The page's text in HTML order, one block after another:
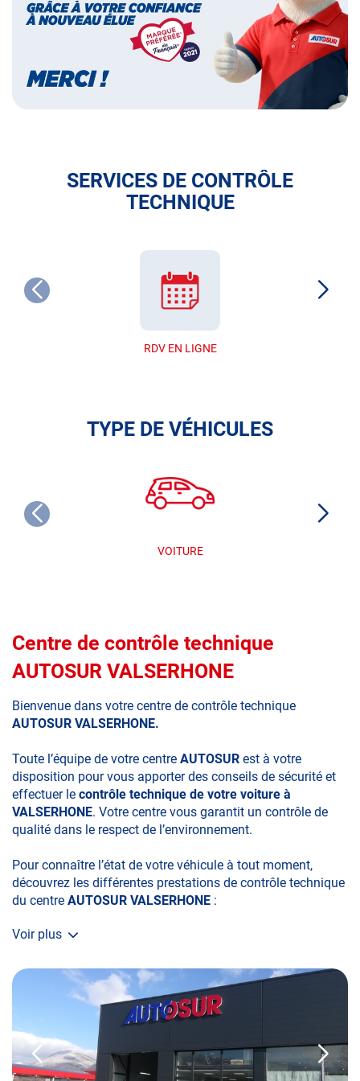
SERVICES DE CONTRÔLE
TECHNIQUE
RDV EN LIGNE
TYPE DE VÉHICULES
VOITURE
Centre de contrôle technique
AUTOSUR VALSERHONE
Bienvenue dans votre centre de contrôle technique
AUTOSUR VALSERHONE.
Toute l’équipe de votre centre AUTOSUR est à votre
disposition pour vous apporter des conseils de sécurité et
effectuer le contrôle technique de votre voiture à
VALSERHONE. Votre centre vous garantit un contrôle de
qualité dans le respect de l’environnement.
Pour connaître l’état de votre véhicule à tout moment,
découvrez les différentes prestations de contrôle technique
du centre AUTOSUR VALSERHONE :
• le contrôle technique obligatoire
• la contre-visite
• le contrôle pollution
• le contrôle des véhicules hybrides ou électriques
• Le contrôle de la Catégorie L (moto, scooter, mobylette, 3
Voir plus